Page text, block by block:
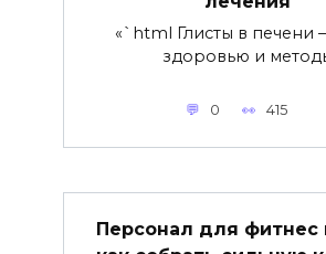
«`html Глисты в печени
здоровью и
0 415
Персонал для фитнес